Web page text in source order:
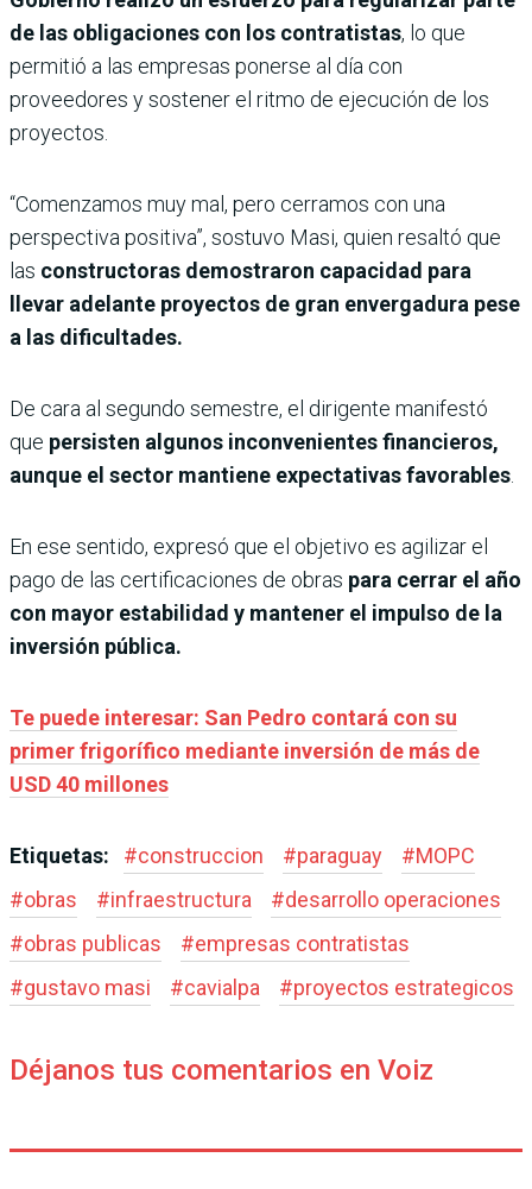
de las obligaciones con los contratistas, lo que
permitió a las empresas ponerse al día con
proveedores y sostener el ritmo de ejecución de los
proyectos.
“Comenzamos muy mal, pero cerramos con una
perspectiva positiva”, sostuvo Masi, quien resaltó que
las constructoras demostraron capacidad para
llevar adelante proyectos de gran envergadura pese
a las dificultades.
De cara al segundo semestre, el dirigente manifestó
que persisten algunos inconvenientes financieros,
aunque el sector mantiene expectativas favorables.
En ese sentido, expresó que el objetivo es agilizar el
pago de las certificaciones de obras para cerrar el año
con mayor estabilidad y mantener el impulso de la
inversión pública.
Te puede interesar: San Pedro contará con su
primer frigorífico mediante inversión de más de
USD 40 millones
Etiquetas: #construccion #paraguay #MOPC
#obras #infraestructura #desarrollo operaciones
#obras publicas #empresas contratistas
#gustavo masi #cavialpa #proyectos estrategicos
Déjanos tus comentarios en Voiz